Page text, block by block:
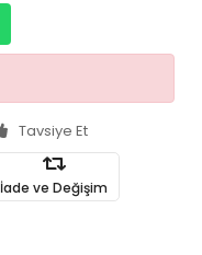
Tavsiye Et
İade ve Değişim